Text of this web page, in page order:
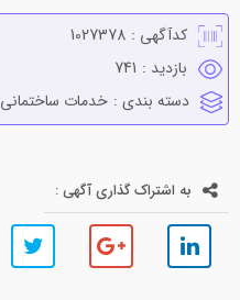
کدآگهی : 1027378
بازدید : 741
دسته بندی : خدمات ساختماني
به اشتراک گذاری آگهی :